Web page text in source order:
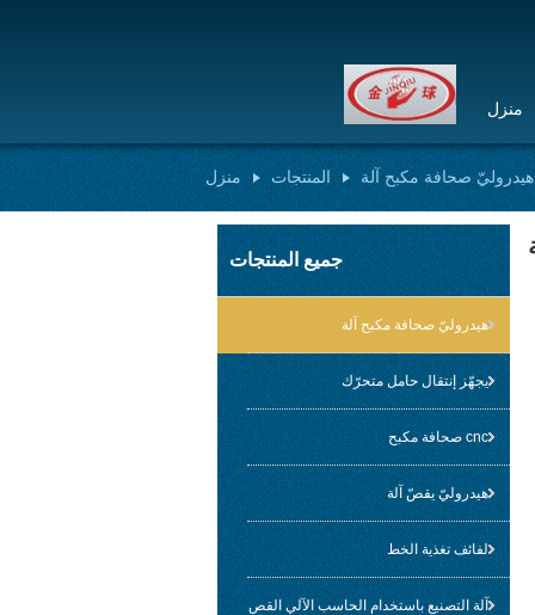
منزل
منزل المنتجات هيدروليّ صحافة مكبح آلة
جميع المنتجات
هيدروليّ صحافة مكبح آلة
يجهّز إنتقال حامل متحرّك
cnc صحافة مكبح
هيدروليّ يقصّ آلة
لفائف تغذية الخط
آلة التصنيع باستخدام الحاسب الآلي القص